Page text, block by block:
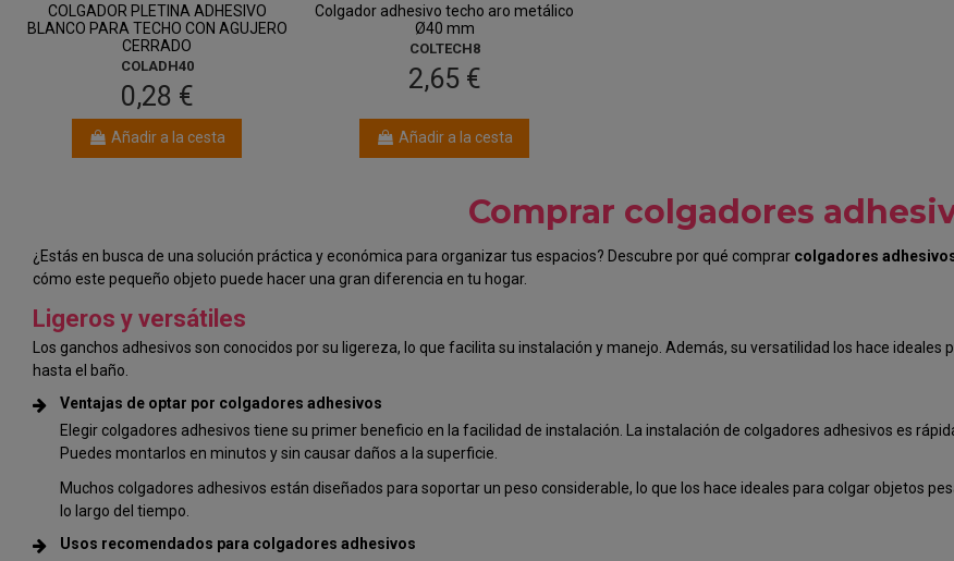
COLGADOR PLETINA ADHESIVO
BLANCO PARA TECHO CON AGUJERO
CERRADO
COLADH40
0,28 €
Añadir a la cesta
Colgador adhesivo techo aro metálico
Ø40 mm
COLTECH8
2,65 €
Añadir a la cesta
Comprar colgadores
¿Estás en busca de una solución práctica y económica para organizar tus espacios? Descubre por qué comprar colgadores
cómo este pequeño objeto puede hacer una gran diferencia en tu hogar.
Ligeros y versátiles
Los ganchos adhesivos son conocidos por su ligereza, lo que facilita su instalación y manejo. Además, su versatilidad los hace
hasta el baño.
Ventajas de optar por colgadores adhesivos
Elegir colgadores adhesivos tiene su primer beneficio en la facilidad de instalación. La instalación de colgadores adhesivos es
Puedes montarlos en minutos y sin causar daños a la superficie.
Muchos colgadores adhesivos están diseñados para soportar un peso considerable, lo que los hace ideales para colgar objetos
lo largo del tiempo.
Usos recomendados para colgadores adhesivos